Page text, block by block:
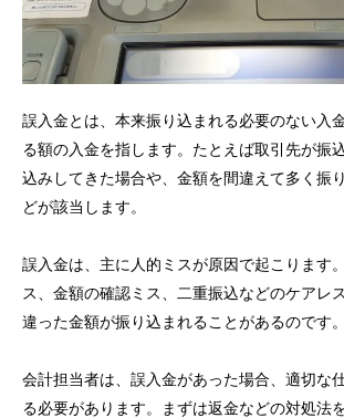
誤入金とは、本来振り込まれる必要のない入
る額の入金を指します。たとえば取引先が振
込みしてきた場合や、金額を間違えて多く振
どが該当します。
誤入金は、主に人的ミスが原因で起こります
ス、金額の確認ミス、二重振込などのケアレ
違った金額が振り込まれることがあるのです。
会計担当者は、誤入金があった場合、適切な
る必要があります。まずは返金などの対処法